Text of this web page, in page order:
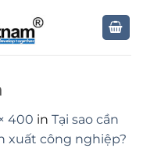
400 in Tại sao cần
xuất công nghiệp?